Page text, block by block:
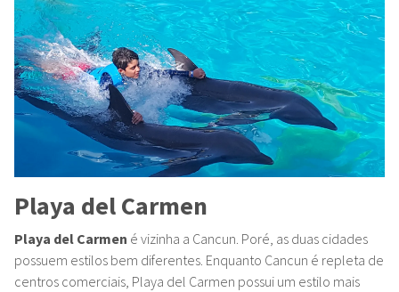
Playa del Carmen
Playa del Carmen é vizinha a Cancun. Poré, as duas cidades
possuem estilos bem diferentes. Enquanto Cancun é repleta de
centros comerciais, Playa del Carmen possui um estilo mais